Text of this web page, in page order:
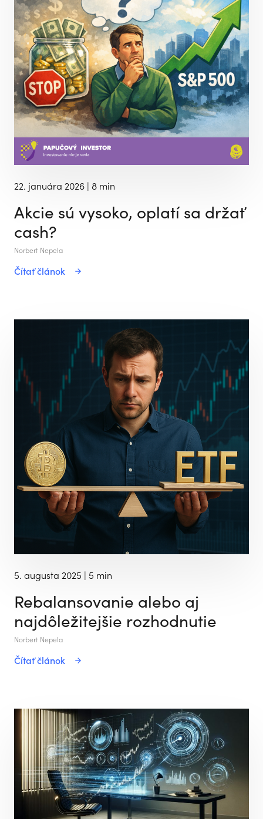
22. januára 2026 | 8 min
Akcie sú vysoko, oplatí sa držať
cash?
Norbert Nepela
Čítať článok
5. augusta 2025 | 5 min
Rebalansovanie alebo aj
najdôležitejšie rozhodnutie
Norbert Nepela
Čítať článok